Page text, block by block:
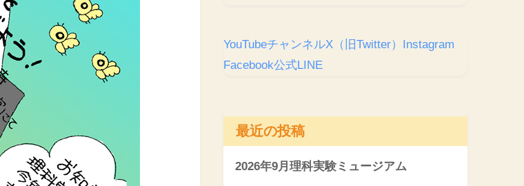
YouTubeチャンネルX（旧Twitter） Instagram
Facebook公式LINE
最近の投稿
2026年9月理科実験ミュージアム